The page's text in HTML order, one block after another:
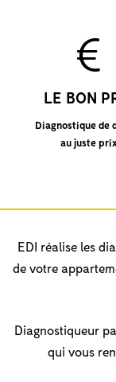
LE BON
Diagnostique de
au juste
EDI réalise les
de votre
Diagnostiqueur
qui vous